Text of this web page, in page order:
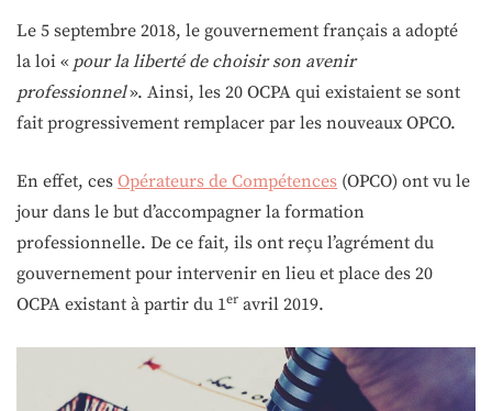
Le 5 septembre 2018, le gouvernement français a adopté
la loi « pour la liberté de choisir son avenir
professionnel». Ainsi, les 20 OCPA qui existaient se sont
fait progressivement remplacer par les nouveaux OPCO.
En effet, ces Opérateurs de Compétences (OPCO) ont vu le
jour dans le but d’accompagner la formation
professionnelle. De ce fait, ils ont reçu l’agrément du
gouvernement pour intervenir en lieu et place des 20
OCPA existant à partir du 1er avril 2019.